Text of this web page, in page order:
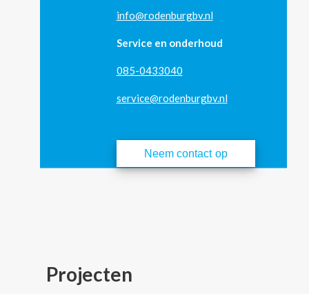
info@rodenburgbv.nl
Service en onderhoud
085-0433040
service@rodenburgbv.nl
Neem contact op
Projecten